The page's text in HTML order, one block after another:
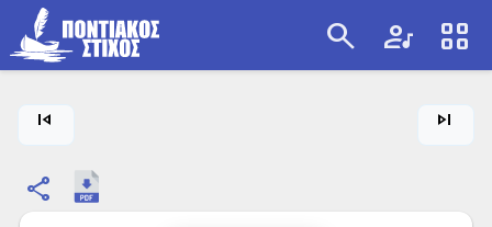
search artist view_cozy
skip_previous skip_next
share